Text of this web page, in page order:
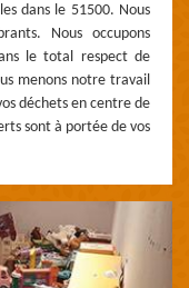
dans le 51500. Nous
Nous occupons
le total respect de
menons notre travail
déchets en centre de
sont à portée de vos